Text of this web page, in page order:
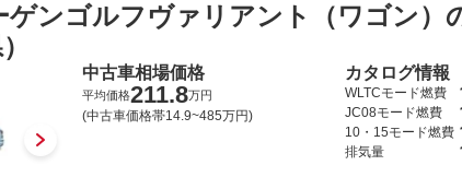
ゲンゴルフヴァリアント（ワゴン）
中古車相場価格
平均価格211.8万円
(中古車価格帯14.9~485万円)
カタログ情報
WLTCモード燃費
JC08モード燃費
10・15モード燃費
排気量